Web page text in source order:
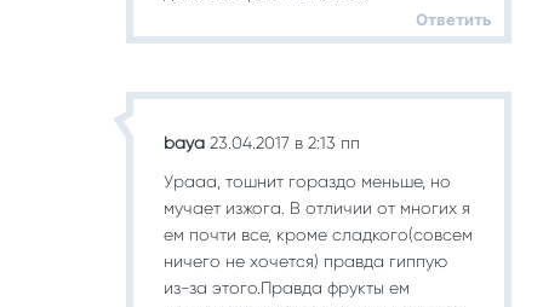
Ответить
baya 23.04.2017 в 2:13 пп
Урааа, тошнит гораздо меньше, но
мучает изжога. В отличии от многих я
ем почти все, кроме сладкого(совсем
ничего не хочется) правда гиппую
из-за этого.Правда фрукты ем